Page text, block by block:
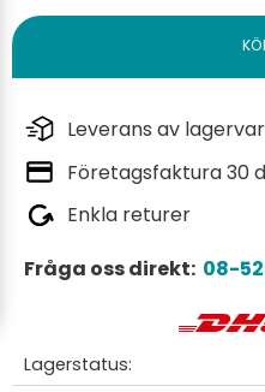
Leverans av
Företagsfaktura 30
Enkla returer
Fråga oss direkt: 08-52
Lagerstatus